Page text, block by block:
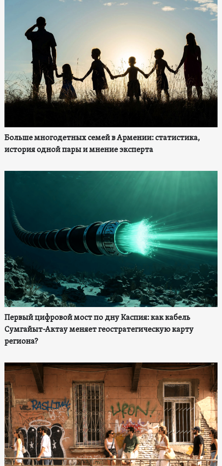
Больше многодетных семей в Армении: статистика,
история одной пары и мнение эксперта
Первый цифровой мост по дну Каспия: как кабель
Сумгайыт-Актау меняет геостратегическую карту
региона?